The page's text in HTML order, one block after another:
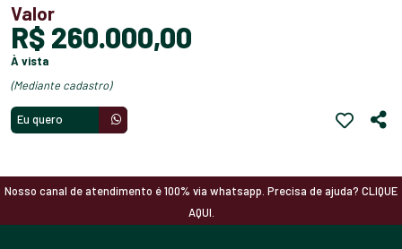
Valor
R$ 260.000,00
à vista
(mediante cadastro)
Eu quero
Nosso canal de atendimento é 100% via whatsapp. Precisa de ajuda? CLIQUE
AQUI.